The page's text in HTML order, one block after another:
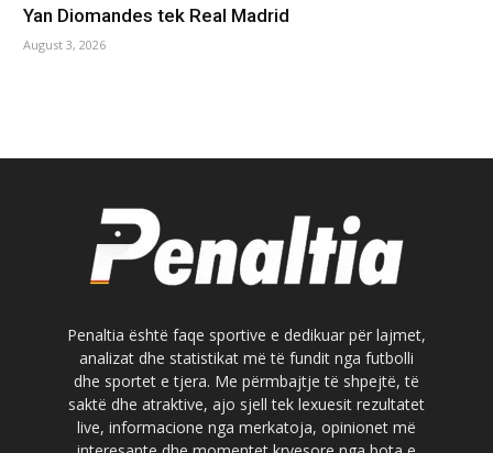
Yan Diomandes tek Real Madrid
August 3, 2026
Penaltia është faqe sportive e dedikuar për lajmet,
analizat dhe statistikat më të fundit nga futbolli
dhe sportet e tjera. Me përmbajtje të shpejtë, të
saktë dhe atraktive, ajo sjell tek lexuesit rezultatet
live, informacione nga merkatoja, opinionet më